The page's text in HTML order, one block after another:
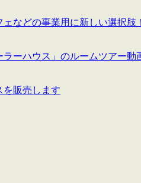
ェなどの事業用に新しい選択
ラーハウス」のルームツアー動
を販売します